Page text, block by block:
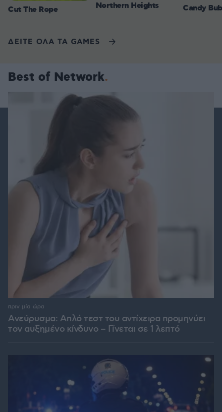
Cut The Rope Northern Heights Candy
ΔΕΙΤΕ ΟΛΑ ΤΑ GAMES
Best of Network
Ανεύρυσμα: Απλό τεστ του αντίχειρα προμηνύει
τον αυξημένο κίνδυνο – Γίνεται σε 1 λεπτό
πριν μία ώρα